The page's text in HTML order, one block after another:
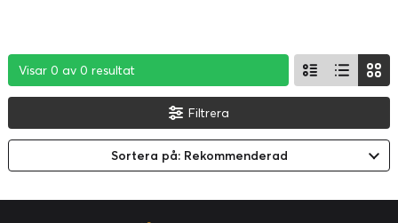
Visar 0 av 0 resultat
Visar 0 av 0 resultat
Visar 0 av 0 resultat
Filtrera
Sortera på: Rekommenderad